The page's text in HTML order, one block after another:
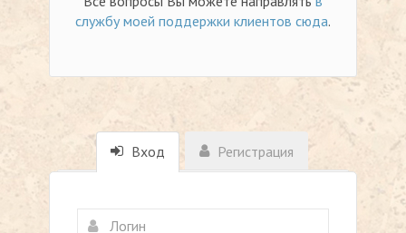
службу моей поддержки клиентов сюда.
Вход Регистрация